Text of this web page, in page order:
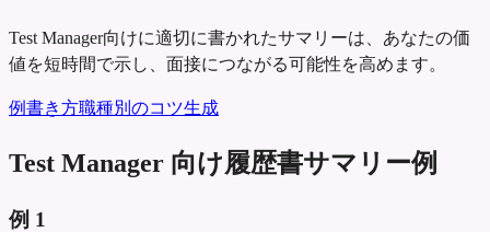
Test Manager向けに適切に書かれたサマリーは、あなたの価
値を短時間で示し、面接につながる可能性を高めます。
例書き方職種別のコツ生成
Test Manager 向け履歴書サマリー例
例 1